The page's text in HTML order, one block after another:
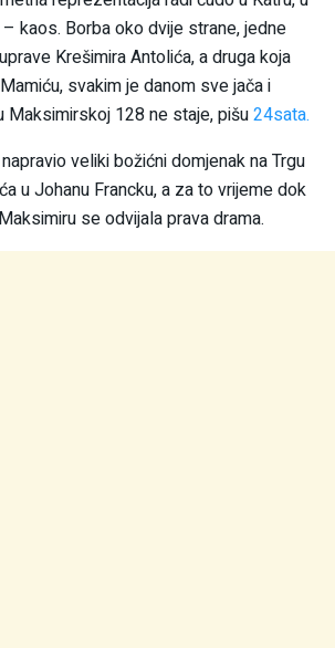
kaos. Borba oko dvije strane, jedne
Krešimira Antolića, a druga koja
svakim je danom sve jača i
Maksimirskoj 128 ne staje, pišu24sata.
veliki božićni domjenak na Trgu
u Johanu Francku, a za to vrijeme dok
se odvijala prava drama.